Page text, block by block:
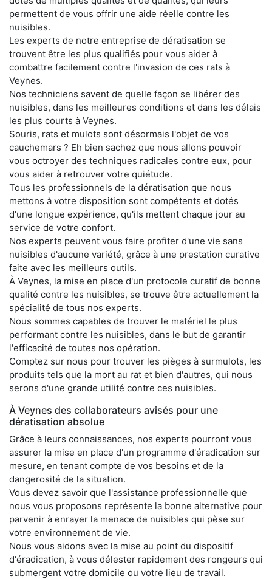
permettent de vous offrir une aide réelle contre les
nuisibles.
Les experts de notre entreprise de dératisation se
trouvent être les plus qualifiés pour vous aider à
combattre facilement contre l'invasion de ces rats à
Veynes.
Nos techniciens savent de quelle façon se libérer des
nuisibles, dans les meilleures conditions et dans les délais
les plus courts à Veynes.
Souris, rats et mulots sont désormais l'objet de vos
cauchemars ? Eh bien sachez que nous allons pouvoir
vous octroyer des techniques radicales contre eux, pour
vous aider à retrouver votre quiétude.
Tous les professionnels de la dératisation que nous
mettons à votre disposition sont compétents et dotés
d'une longue expérience, qu'ils mettent chaque jour au
service de votre confort.
Nos experts peuvent vous faire profiter d'une vie sans
nuisibles d'aucune variété, grâce à une prestation curative
faite avec les meilleurs outils.
À Veynes, la mise en place d'un protocole curatif de bonne
qualité contre les nuisibles, se trouve être actuellement la
spécialité de tous nos experts.
Nous sommes capables de trouver le matériel le plus
performant contre les nuisibles, dans le but de garantir
l'efficacité de toutes nos opération.
Comptez sur nous pour trouver les pièges à surmulots, les
produits tels que la mort au rat et bien d'autres, qui nous
serons d'une grande utilité contre ces nuisibles.
À Veynes des collaborateurs avisés pour une
dératisation absolue
Grâce à leurs connaissances, nos experts pourront vous
assurer la mise en place d'un programme d'éradication sur
mesure, en tenant compte de vos besoins et de la
dangerosité de la situation.
Vous devez savoir que l'assistance professionnelle que
nous vous proposons représente la bonne alternative pour
parvenir à enrayer la menace de nuisibles qui pèse sur
votre environnement de vie.
Nous vous aidons avec la mise au point du dispositif
d'éradication, à vous délester rapidement des rongeurs qui
submergent votre domicile ou votre lieu de travail.